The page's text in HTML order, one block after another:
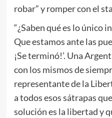
robar” y romper con el
“¿Saben qué es lo único
Que estamos ante las
¡Se terminó!’. Una
con los mismos de
representante de la
a todos esos sátrapas
solución es la libertad y